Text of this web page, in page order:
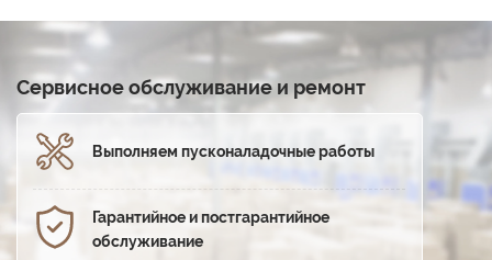
Сервисное обслуживание и ремонт
Выполняем пуско­наладочные работы
Гарантийное и постга­рантийное
обслуживание